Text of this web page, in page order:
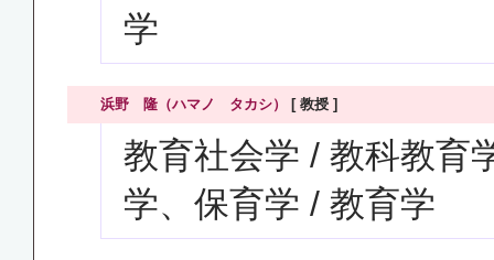
学
浜野 隆（ハマノ タカシ） [ 教授 ]
教育社会学 / 教科教育
学、保育学 / 教育学